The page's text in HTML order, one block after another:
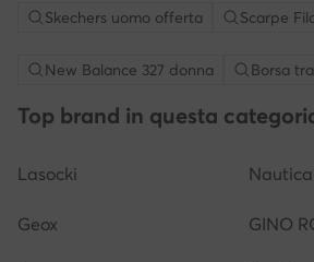
Skechers uomo offerta Scarpe
New Balance 327 donna Borsa
Top brand in questa
Lasocki Nautica
Geox GINO